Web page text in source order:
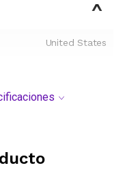
United States